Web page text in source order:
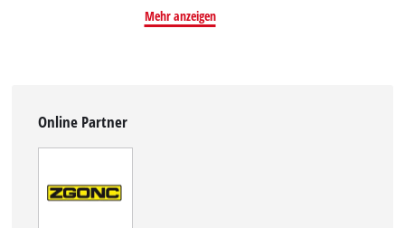
Mehr anzeigen
Online Partner